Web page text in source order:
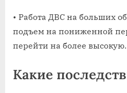
• Работа ДВС на больших
подъем на пониженной
перейти на более высокую.
Какие